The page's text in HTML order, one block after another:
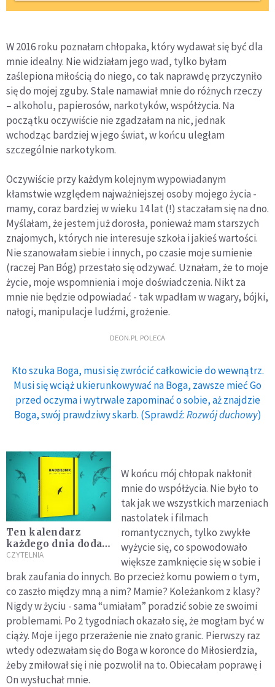
W 2016 roku poznałam chłopaka, który wydawał się być dla
mnie idealny. Nie widziałam jego wad, tylko byłam
zaślepiona miłością do niego, co tak naprawdę przyczyniło
się do mojej zguby. Stale namawiał mnie do różnych rzeczy
– alkoholu, papierosów, narkotyków, współżycia. Na
początku oczywiście nie zgadzałam na nic, jednak
wchodząc bardziej w jego świat, w końcu uległam
szczególnie narkotykom.
Oczywiście przy każdym kolejnym wypowiadanym
kłamstwie względem najważniejszej osoby mojego życia -
mamy, coraz bardziej w wieku 14 lat (!) staczałam się na dno.
Myślałam, że jestem już dorosła, ponieważ mam starszych
znajomych, których nie interesuje szkoła i jakieś wartości.
Nie szanowałam siebie i innych, po czasie moje sumienie
(raczej Pan Bóg) przestało się odzywać. Uznałam, że to moje
życie, moje wspomnienia i moje doświadczenia. Nikt za
mnie nie będzie odpowiadać - tak wpadłam w wagary, bójki,
nałogi, manipulacje ludźmi, grożenie.
DEON.PL POLECA
Kto szuka Boga, musi się zwrócić całkowicie do wewnątrz.
Musi się wciąż ukierunkowywać na Boga, zawsze mieć Go
przed oczyma i wytrwale zapominać o sobie, aż znajdzie
Boga, swój prawdziwy skarb. (Sprawdź:Rozwój duchowy)
Ten kalendarz
każdego dnia doda
Ci nadziei
CZYTELNIA
W końcu mój chłopak nakłonił
mnie do współżycia. Nie było to
tak jak we wszystkich marzeniach
nastolatek i filmach
romantycznych, tylko zwykłe
wyżycie się, co spowodowało
większe zamknięcie się w sobie i
brak zaufania do innych. Bo przecież komu powiem o tym,
co zaszło między mną a nim? Mamie? Koleżankom z klasy?
Nigdy w życiu - sama “umiałam” poradzić sobie ze swoimi
problemami. Po 2 tygodniach okazało się, że mogłam być w
ciąży. Moje i jego przerażenie nie znało granic. Pierwszy raz
wtedy odezwałam się do Boga w koronce do Miłosierdzia,
żeby zmiłował się i nie pozwolił na to. Obiecałam poprawę i
On wysłuchał mnie.